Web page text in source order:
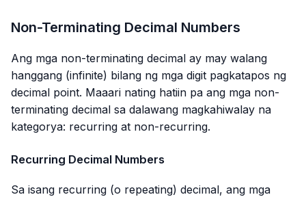
Non-Terminating Decimal Numbers
Ang mga non-terminating decimal ay may walang
hanggang (infinite) bilang ng mga digit pagkatapos ng
decimal point. Maaari nating hatiin pa ang mga non-
terminating decimal sa dalawang magkahiwalay na
kategorya: recurring at non-recurring.
Recurring Decimal Numbers
Sa isang recurring (o repeating) decimal, ang mga